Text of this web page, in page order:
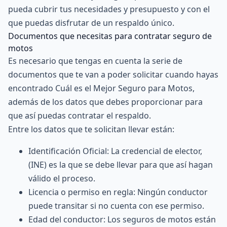
pueda cubrir tus necesidades y presupuesto y con el
que puedas disfrutar de un respaldo único.
Documentos que necesitas para contratar seguro de
motos
Es necesario que tengas en cuenta la serie de
documentos que te van a poder solicitar cuando hayas
encontrado Cuál es el Mejor Seguro para Motos,
además de los datos que debes proporcionar para
que así puedas contratar el respaldo.
Entre los datos que te solicitan llevar están:
Identificación Oficial: La credencial de elector,
(INE) es la que se debe llevar para que así hagan
válido el proceso.
Licencia o permiso en regla: Ningún conductor
puede transitar si no cuenta con ese permiso.
Edad del conductor: Los seguros de motos están